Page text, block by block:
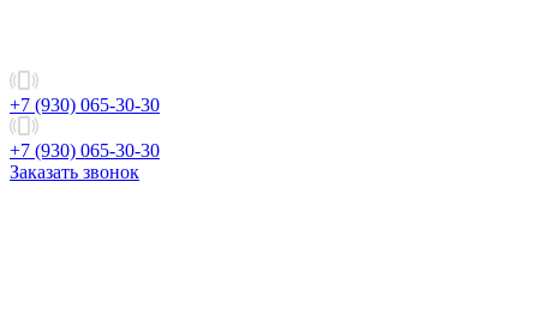
+7 (930) 065-30-30
+7 (930) 065-30-30
Заказать звонок